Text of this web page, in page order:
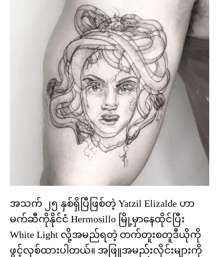
အသက် ၂၅ နှစ်ရှိပြီဖြစ်တဲ့ Yatzil Elizalde ဟာ
မက်ဆီကိုနိုင်ငံ Hermosillo မြို့မှာနေထိုင်ပြီး
White Light လို့အမည်ရတဲ့ တက်တူးစတူဒီယိုကို
ဖွင့်လှစ်ထားပါတယ်။ အဖြူအမည်းလိုင်းများကို